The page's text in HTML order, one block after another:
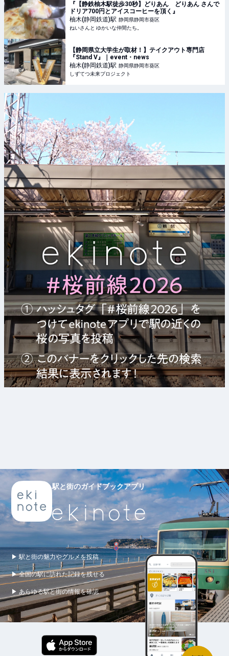
『【静鉄柚木駅徒歩30秒】どりあん どりあん さんで
ドリア700円とアイスコーヒーを頂く』
柚木(静岡鉄道)駅 静岡県静岡市葵区
ねいさんと ゆかいな仲間たち。
【静岡県立大学生が取材！】テイクアウト専門店
『Stand V』｜event・news
柚木(静岡鉄道)駅 静岡県静岡市葵区
しずてつ未来プロジェクト
駅と街のガイドブックアプリ
▶ 駅と街の魅力やグルメを投稿
▶ 全国の駅に訪れた記録を残せる
▶ あらゆる駅と街の情報を確認